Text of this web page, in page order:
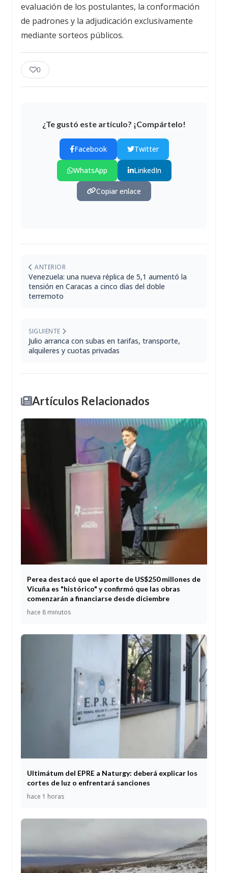
evaluación de los postulantes, la conformación
de padrones y la adjudicación exclusivamente
mediante sorteos públicos.
0
¿Te gustó este artículo? ¡Compártelo!
Facebook Twitter
WhatsApp LinkedIn
Copiar enlace
ANTERIOR
Venezuela: una nueva réplica de 5,1 aumentó la
tensión en Caracas a cinco días del doble
terremoto
SIGUIENTE
Julio arranca con subas en tarifas, transporte,
alquileres y cuotas privadas
Artículos Relacionados
Perea destacó que el aporte de US$250 millones de
Vicuña es "histórico" y confirmó que las obras
comenzarán a financiarse desde diciembre
hace 8 minutos
Ultimátum del EPRE a Naturgy: deberá explicar los
cortes de luz o enfrentará sanciones
hace 1 horas